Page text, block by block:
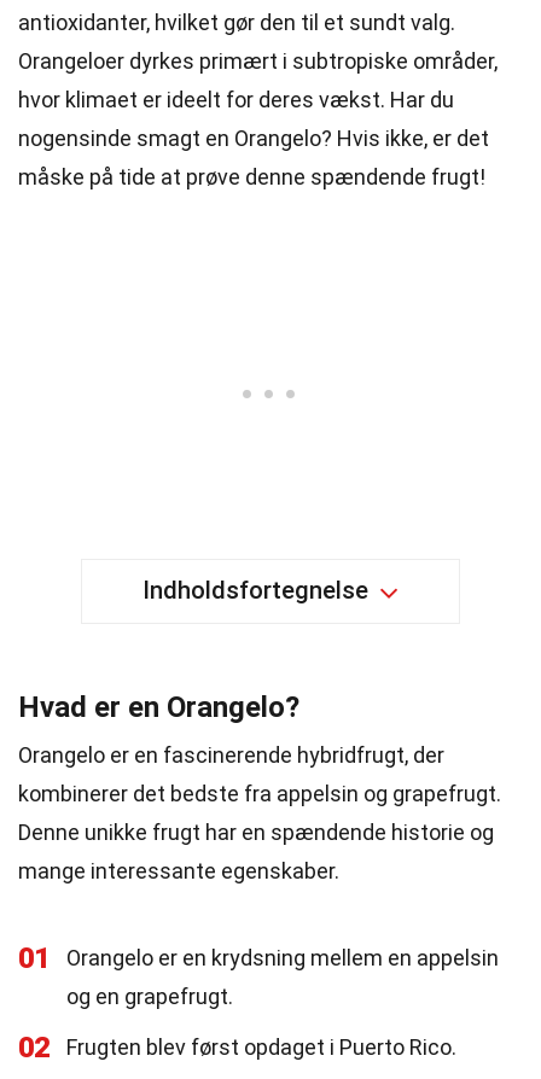
antioxidanter, hvilket gør den til et sundt valg.
Orangeloer dyrkes primært i subtropiske områder,
hvor klimaet er ideelt for deres vækst. Har du
nogensinde smagt en Orangelo? Hvis ikke, er det
måske på tide at prøve denne spændende frugt!
Indholdsfortegnelse
Hvad er en Orangelo?
Orangelo er en fascinerende hybridfrugt, der
kombinerer det bedste fra appelsin og grapefrugt.
Denne unikke frugt har en spændende historie og
mange interessante egenskaber.
01
Orangelo er en krydsning mellem en appelsin
og en grapefrugt.
02 Frugten blev først opdaget i Puerto Rico.